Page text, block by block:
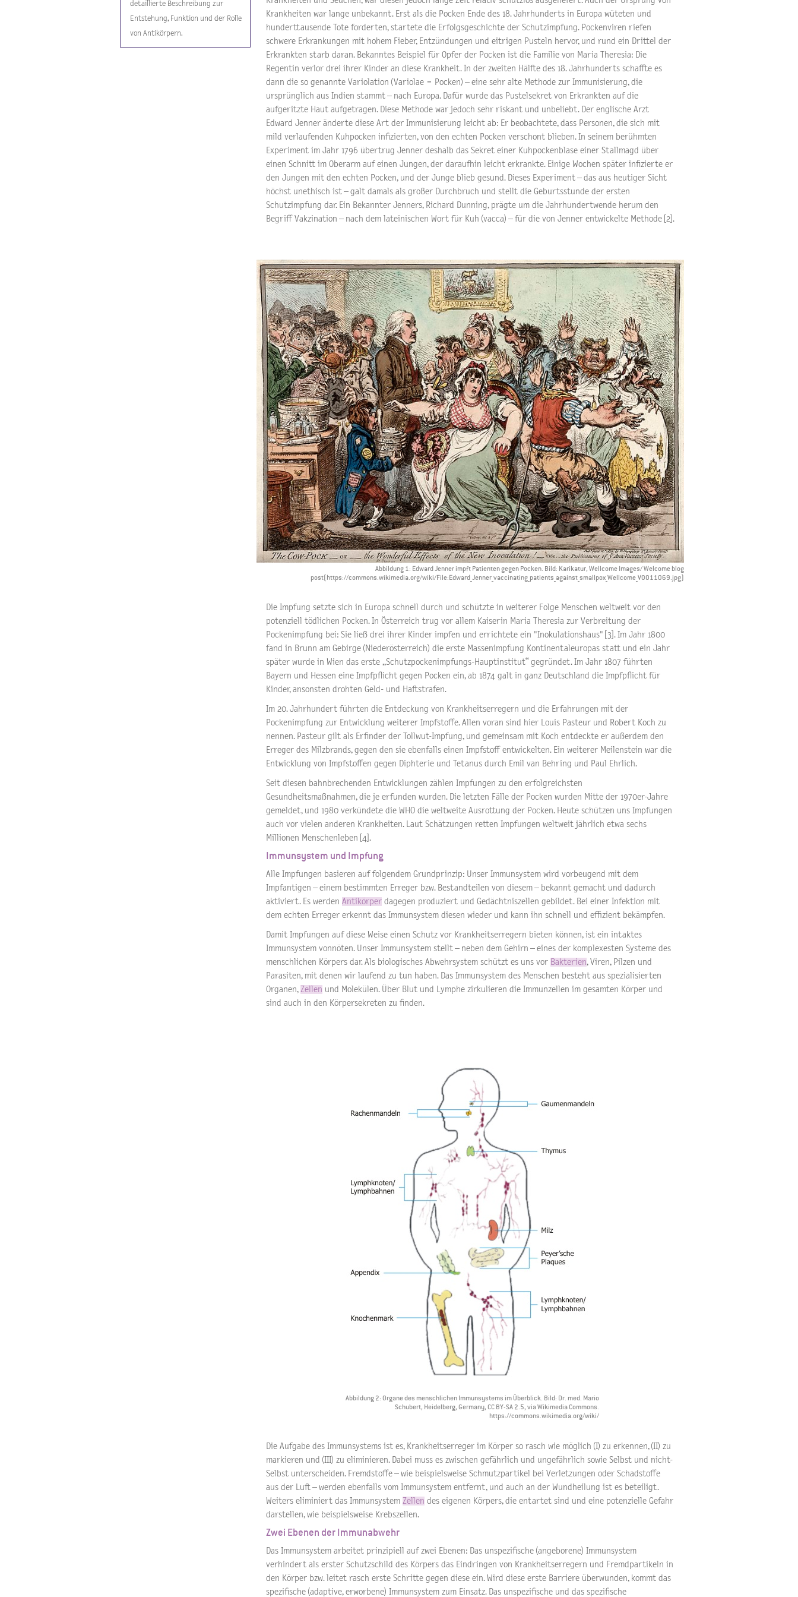
detaillierte Beschreibung zur
Entstehung, Funktion und der Rolle
von Antikörpern.
Krankheiten war lange unbekannt. Erst als die Pocken Ende des 18. Jahrhunderts in Europa wüteten und
hunderttausende Tote forderten, startete die Erfolgsgeschichte der Schutzimpfung. Pockenviren riefen
schwere Erkrankungen mit hohem Fieber, Entzündungen und eitrigen Pusteln hervor, und rund ein Drittel der
Erkrankten starb daran. Bekanntes Beispiel für Opfer der Pocken ist die Familie von Maria Theresia: Die
Regentin verlor drei ihrer Kinder an diese Krankheit. In der zweiten Hälfte des 18. Jahrhunderts schaffte es
dann die so genannte Variolation (Variolae = Pocken) – eine sehr alte Methode zur Immunisierung, die
ursprünglich aus Indien stammt – nach Europa. Dafür wurde das Pustelsekret von Erkrankten auf die
aufgeritzte Haut aufgetragen. Diese Methode war jedoch sehr riskant und unbeliebt. Der englische Arzt
Edward Jenner änderte diese Art der Immunisierung leicht ab: Er beobachtete, dass Personen, die sich mit
mild verlaufenden Kuhpocken infizierten, von den echten Pocken verschont blieben. In seinem berühmten
Experiment im Jahr 1796 übertrug Jenner deshalb das Sekret einer Kuhpockenblase einer Stallmagd über
einen Schnitt im Oberarm auf einen Jungen, der daraufhin leicht erkrankte. Einige Wochen später infizierte er
den Jungen mit den echten Pocken, und der Junge blieb gesund. Dieses Experiment – das aus heutiger Sicht
höchst unethisch ist – galt damals als großer Durchbruch und stellt die Geburtsstunde der ersten
Schutzimpfung dar. Ein Bekannter Jenners, Richard Dunning, prägte um die Jahrhundertwende herum den
Begriff Vakzination – nach dem lateinischen Wort für Kuh (vacca) – für die von Jenner entwickelte Methode [2].
Abbildung 1: Edward Jenner impft Patienten gegen Pocken. Bild: Karikatur, Wellcome Images/ Welcome blog
post(https://commons.wikimedia.org/wiki/File:Edward_Jenner_vaccinating_patients_against_smallpox_Wellcome_V0011069.jpg)
Die Impfung setzte sich in Europa schnell durch und schützte in weiterer Folge Menschen weltweit vor den
potenziell tödlichen Pocken. In Österreich trug vor allem Kaiserin Maria Theresia zur Verbreitung der
Pockenimpfung bei: Sie ließ drei ihrer Kinder impfen und errichtete ein "Inokulationshaus" [3]. Im Jahr 1800
fand in Brunn am Gebirge (Niederösterreich) die erste Massenimpfung Kontinentaleuropas statt und ein Jahr
später wurde in Wien das erste „Schutzpockenimpfungs-Hauptinstitut“ gegründet. Im Jahr 1807 führten
Bayern und Hessen eine Impfpflicht gegen Pocken ein, ab 1874 galt in ganz Deutschland die Impfpflicht für
Kinder, ansonsten drohten Geld- und Haftstrafen.
Im 20. Jahrhundert führten die Entdeckung von Krankheitserregern und die Erfahrungen mit der
Pockenimpfung zur Entwicklung weiterer Impfstoffe. Allen voran sind hier Louis Pasteur und Robert Koch zu
nennen. Pasteur gilt als Erfinder der Tollwut-Impfung, und gemeinsam mit Koch entdeckte er außerdem den
Erreger des Milzbrands, gegen den sie ebenfalls einen Impfstoff entwickelten. Ein weiterer Meilenstein war die
Entwicklung von Impfstoffen gegen Diphterie und Tetanus durch Emil van Behring und Paul Ehrlich.
Seit diesen bahnbrechenden Entwicklungen zählen Impfungen zu den erfolgreichsten
Gesundheitsmaßnahmen, die je erfunden wurden. Die letzten Fälle der Pocken wurden Mitte der 1970er-Jahre
gemeldet, und 1980 verkündete die WHO die weltweite Ausrottung der Pocken. Heute schützen uns Impfungen
auch vor vielen anderen Krankheiten. Laut Schätzungen retten Impfungen weltweit jährlich etwa sechs
Millionen Menschenleben [4].
Immunsystem und Impfung
Alle Impfungen basieren auf folgendem Grundprinzip: Unser Immunsystem wird vorbeugend mit dem
Impfantigen – einem bestimmten Erreger bzw. Bestandteilen von diesem – bekannt gemacht und dadurch
aktiviert. Es werden Antikörper dagegen produziert und Gedächtniszellen gebildet. Bei einer Infektion mit
dem echten Erreger erkennt das Immunsystem diesen wieder und kann ihn schnell und effizient bekämpfen.
Damit Impfungen auf diese Weise einen Schutz vor Krankheitserregern bieten können, ist ein intaktes
Immunsystem vonnöten. Unser Immunsystem stellt – neben dem Gehirn – eines der komplexesten Systeme des
menschlichen Körpers dar. Als biologisches Abwehrsystem schützt es uns vor Bakterien, Viren, Pilzen und
Parasiten, mit denen wir laufend zu tun haben. Das Immunsystem des Menschen besteht aus spezialisierten
Organen, Zellen und Molekülen. Über Blut und Lymphe zirkulieren die Immunzellen im gesamten Körper und
sind auch in den Körpersekreten zu finden.
Abbildung 2: Organe des menschlichen Immunsystems im Überblick. Bild: Dr. med. Mario
Schubert, Heidelberg, Germany, CC BY-SA 2.5, via Wikimedia Commons.
https://commons.wikimedia.org/wiki/
Die Aufgabe des Immunsystems ist es, Krankheitserreger im Körper so rasch wie möglich (I) zu erkennen, (II) zu
markieren und (III) zu eliminieren. Dabei muss es zwischen gefährlich und ungefährlich sowie Selbst und nicht-
Selbst unterscheiden. Fremdstoffe – wie beispielsweise Schmutzpartikel bei Verletzungen oder Schadstoffe
aus der Luft – werden ebenfalls vom Immunsystem entfernt, und auch an der Wundheilung ist es beteiligt.
Weiters eliminiert das Immunsystem Zellen des eigenen Körpers, die entartet sind und eine potenzielle Gefahr
darstellen, wie beispielsweise Krebszellen.
Zwei Ebenen der Immunabwehr
Das Immunsystem arbeitet prinzipiell auf zwei Ebenen: Das unspezifische (angeborene) Immunsystem
verhindert als erster Schutzschild des Körpers das Eindringen von Krankheitserregern und Fremdpartikeln in
den Körper bzw. leitet rasch erste Schritte gegen diese ein. Wird diese erste Barriere überwunden, kommt das
spezifische (adaptive, erworbene) Immunsystem zum Einsatz. Das unspezifische und das spezifische